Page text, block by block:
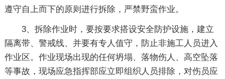
遵守自上而下的原则进行拆除，严禁野蛮作业。
3、拆除作业时，要按要求搭设安全防护设施，建立
隔离带、警戒线、并要有专人值守，防止非施工人员进入
作业区。作业现场出现的任何坍塌、落物伤人、高空坠落
等事故，现场应急指挥部应立即组织人员排除，对伤员应